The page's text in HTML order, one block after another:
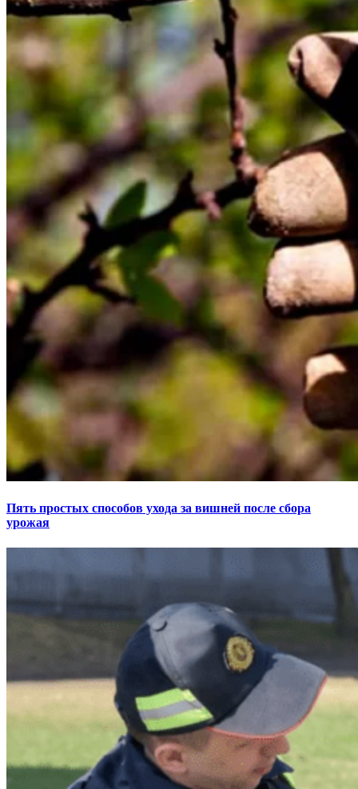
Пять простых способов ухода за вишней после сбора
урожая